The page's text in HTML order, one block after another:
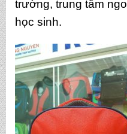
trường, trung tâm
học sinh.